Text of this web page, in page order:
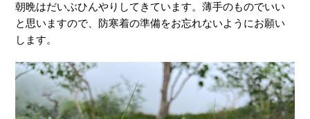
朝晩はだいぶひんやりしてきています。薄手のものでいい
と思いますので、防寒着の準備をお忘れないようにお願い
します。